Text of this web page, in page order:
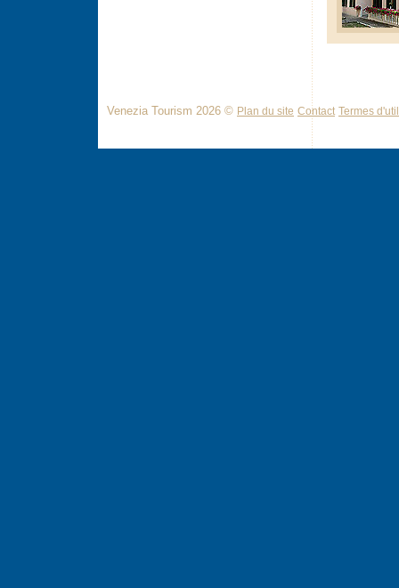
Venezia Tourism 2026 © Plan du site Contact Termes